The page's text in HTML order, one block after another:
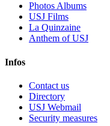
Photos Albums
USJ Films
La Quinzaine
Anthem of USJ
Infos
Contact us
Directory
USJ Webmail
Security measures